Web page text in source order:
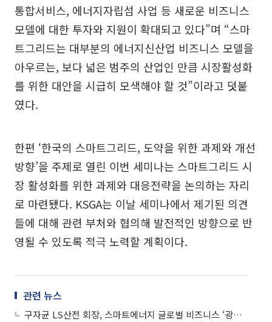
통합서비스, 에너지자립섬 사업 등 새로운 비즈니스
모델에 대한 투자와 지원이 확대되고 있다”며 “스마
트그리드는 대부분의 에너지신산업 비즈니스 모델을
아우르는, 보다 넓은 범주의 산업인 만큼 시장활성화
를 위한 대안을 시급히 모색해야 할 것”이라고 덧붙
였다.
한편 ‘한국의 스마트그리드, 도약을 위한 과제와 개선
방향’을 주제로 열린 이번 세미나는 스마트그리드 시
장 활성화를 위한 과제와 대응전략을 논의하는 자리
로 마련됐다. KSGA는 이날 세미나에서 제기된 의견
들에 대해 관련 부처와 협의해 발전적인 방향으로 반
영될 수 있도록 적극 노력할 계획이다.
관련 뉴스
구자균 LS산전 회장, 스마트에너지 글로벌 비즈니스 ‘광폭 행보’